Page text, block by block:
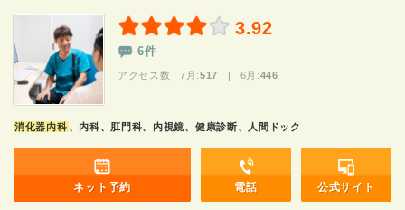
3.92
6件
アクセス数 7月:517 | 6月:446
消化器内科 、内科、肛門科、内視鏡、健康診断、人間ドック
ネット予約 電話 公式サイト